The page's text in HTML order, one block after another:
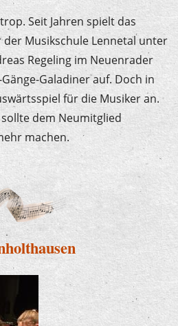
Seit Jahren spielt das
Musikschule Lennetal unter
Regeling im Neuenrader
Galadiner auf. Doch in
für die Musiker an.
sollte dem Neumitglied
machen.
in der Schützenhalle
ein voller Erfolg